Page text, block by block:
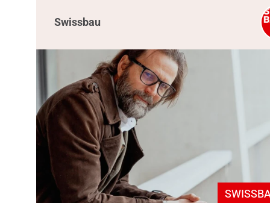
Swissbau